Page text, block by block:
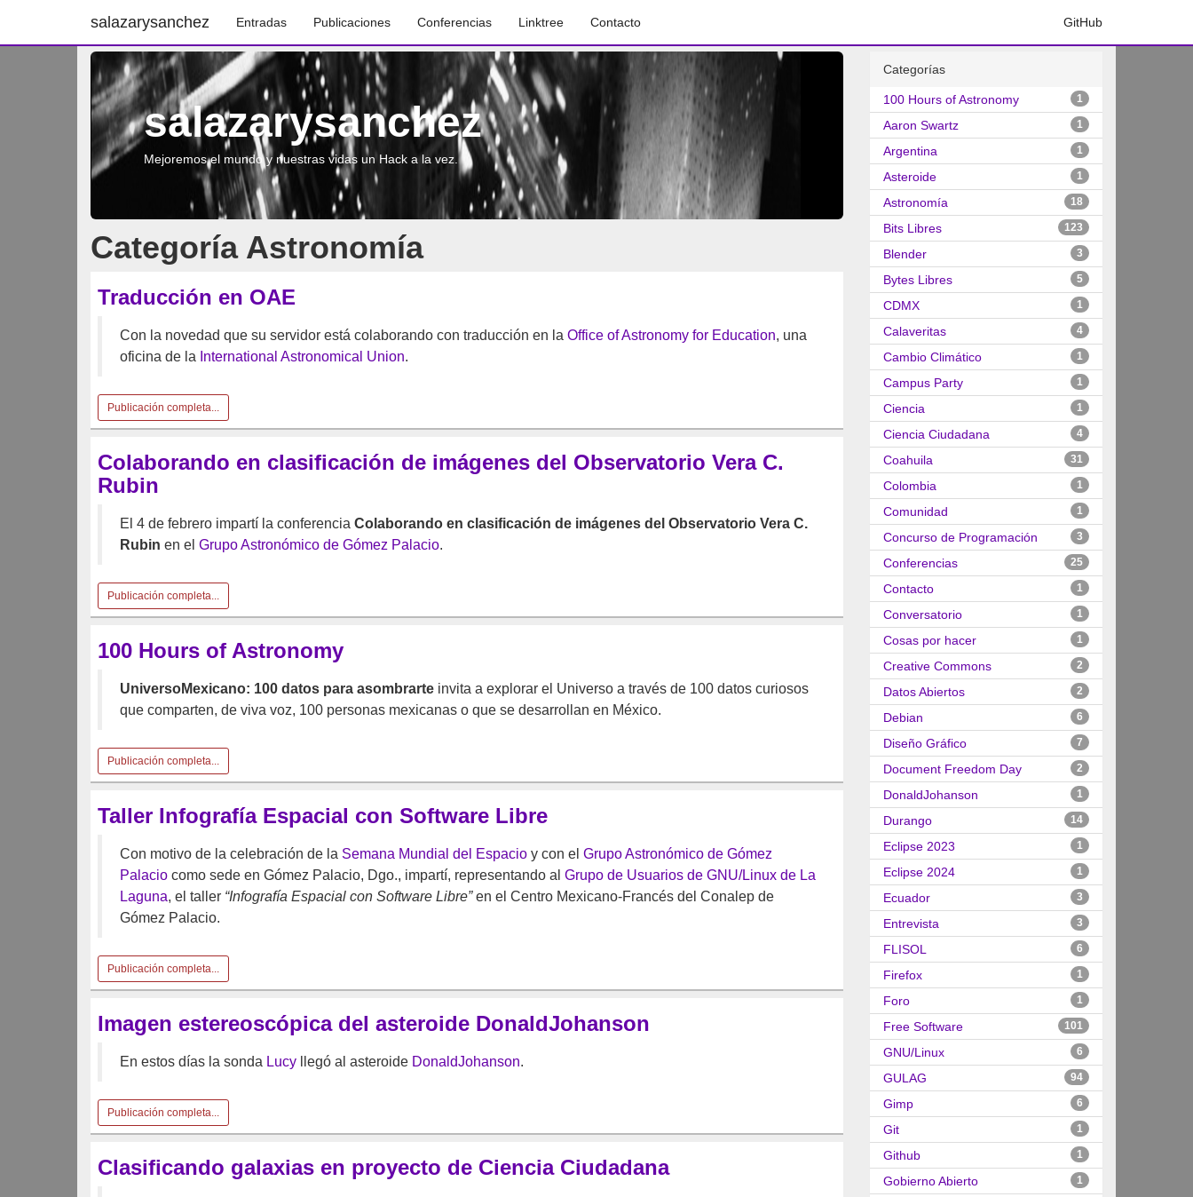
salazarysanchez Entradas Publicaciones Conferencias Linktree Contacto GitHub
salazarysanchez
Mejoremos el mundo y nuestras vidas un Hack a la vez.
Categoría Astronomía
Traducción en OAE
Con la novedad que su servidor está colaborando con traducción en la Office of Astronomy for Education, una
oficina de la International Astronomical Union.
Publicación completa...
Colaborando en clasificación de imágenes del Observatorio Vera C.
Rubin
El 4 de febrero impartí la conferencia Colaborando en clasificación de imágenes del Observatorio Vera C.
Rubin en el Grupo Astronómico de Gómez Palacio.
Publicación completa...
100 Hours of Astronomy
UniversoMexicano: 100 datos para asombrarte invita a explorar el Universo a través de 100 datos curiosos
que comparten, de viva voz, 100 personas mexicanas o que se desarrollan en México.
Publicación completa...
Taller Infografía Espacial con Software Libre
Con motivo de la celebración de la Semana Mundial del Espacio y con el Grupo Astronómico de Gómez
Palacio como sede en Gómez Palacio, Dgo., impartí, representando al Grupo de Usuarios de GNU/Linux de La
Laguna, el taller “Infografía Espacial con Software Libre”en el Centro Mexicano-Francés del Conalep de
Gómez Palacio.
Publicación completa...
Imagen estereoscópica del asteroide DonaldJohanson
En estos días la sonda Lucy llegó al asteroide DonaldJohanson.
Publicación completa...
Clasificando galaxias en proyecto de Ciencia Ciudadana
Categorías
100 Hours of Astronomy 1
Aaron Swartz 1
Argentina 1
Asteroide 1
Astronomía 18
Bits Libres 123
Blender 3
Bytes Libres 5
CDMX 1
Calaveritas 4
Cambio Climático 1
Campus Party 1
Ciencia 1
Ciencia Ciudadana 4
Coahuila 31
Colombia 1
Comunidad 1
Concurso de Programación 3
Conferencias 25
Contacto 1
Conversatorio 1
Cosas por hacer 1
Creative Commons 2
Datos Abiertos 2
Debian 6
Diseño Gráfico 7
Document Freedom Day 2
DonaldJohanson 1
Durango 14
Eclipse 2023 1
Eclipse 2024 1
Ecuador 3
Entrevista 3
FLISOL 6
Firefox 1
Foro 1
Free Software 101
GNU/Linux 6
GULAG 94
Gimp 6
Git 1
Github 1
Gobierno Abierto 1